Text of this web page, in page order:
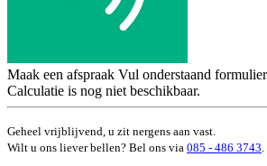
Maak een afspraak Vul onderstaand
Calculatie is nog niet beschikbaar.
Geheel vrijblijvend, u zit nergens aan vast.
Wilt u ons liever bellen? Bel ons via 085 - 486 3743